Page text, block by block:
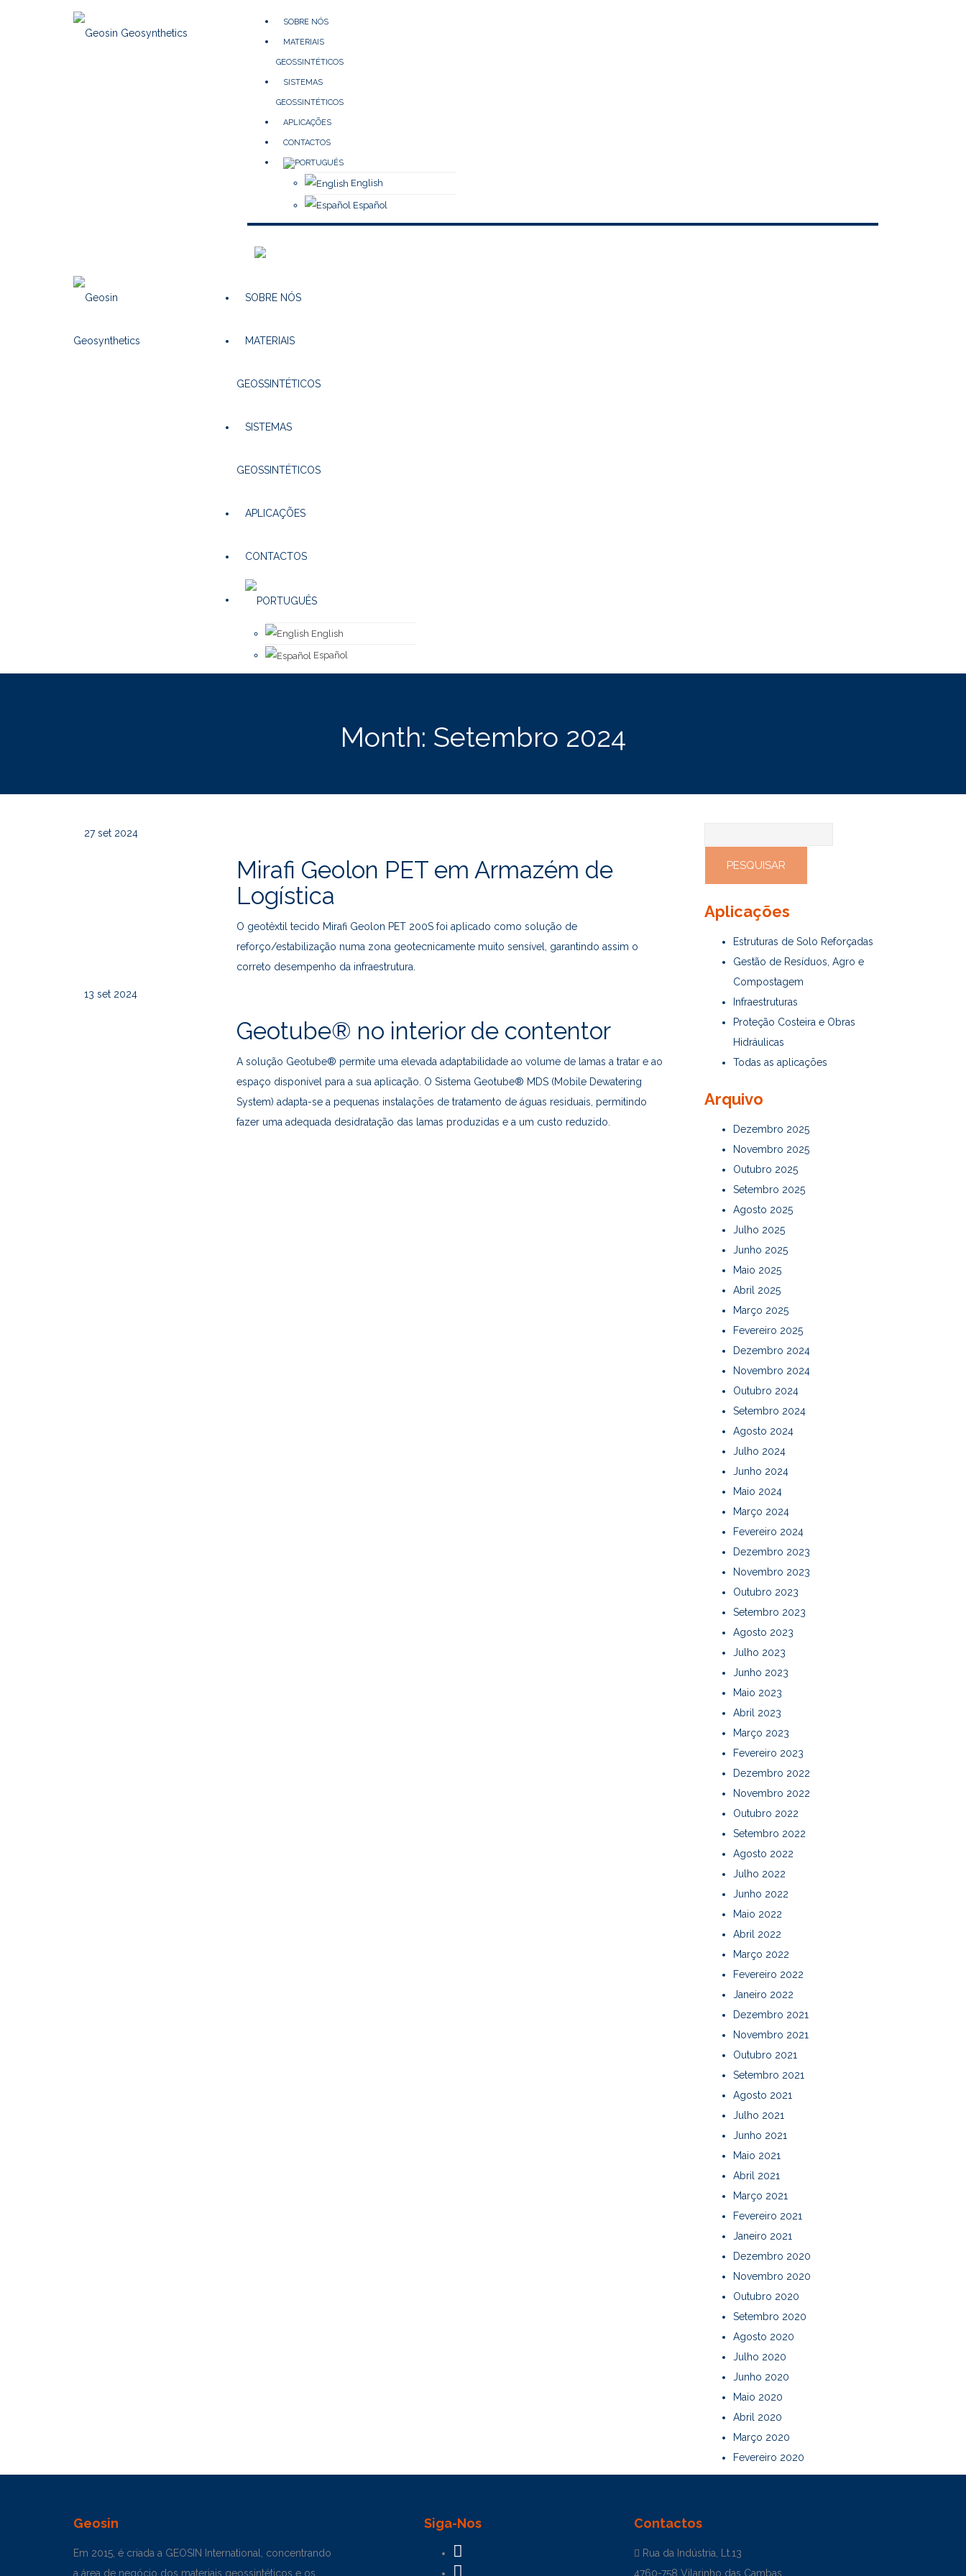
SOBRE NÓS
MATERIAIS
GEOSSINTÉTICOS
SISTEMAS
GEOSSINTÉTICOS
APLICAÇÕES
CONTACTOS
English
Español
SOBRE NÓS
MATERIAIS
GEOSSINTÉTICOS
SISTEMAS
GEOSSINTÉTICOS
APLICAÇÕES
CONTACTOS
English
Español
Month: Setembro 2024
27 set 2024
Mirafi Geolon PET em Armazém de
Logística
O geotêxtil tecido Mirafi Geolon PET 200S foi aplicado como solução de
reforço/estabilização numa zona geotecnicamente muito sensível, garantindo assim o
correto desempenho da infraestrutura.
13 set 2024
Geotube® no interior de contentor
A solução Geotube® permite uma elevada adaptabilidade ao volume de lamas a tratar e ao
espaço disponível para a sua aplicação. O Sistema Geotube® MDS (Mobile Dewatering
System) adapta-se a pequenas instalações de tratamento de águas residuais, permitindo
fazer uma adequada desidratação das lamas produzidas e a um custo reduzido.
Aplicações
Estruturas de Solo Reforçadas
Gestão de Resíduos, Agro e
Compostagem
Infraestruturas
Proteção Costeira e Obras
Hidráulicas
Todas as aplicações
Arquivo
Dezembro 2025
Novembro 2025
Outubro 2025
Setembro 2025
Agosto 2025
Julho 2025
Junho 2025
Maio 2025
Abril 2025
Março 2025
Fevereiro 2025
Dezembro 2024
Novembro 2024
Outubro 2024
Setembro 2024
Agosto 2024
Julho 2024
Junho 2024
Maio 2024
Março 2024
Fevereiro 2024
Dezembro 2023
Novembro 2023
Outubro 2023
Setembro 2023
Agosto 2023
Julho 2023
Junho 2023
Maio 2023
Abril 2023
Março 2023
Fevereiro 2023
Dezembro 2022
Novembro 2022
Outubro 2022
Setembro 2022
Agosto 2022
Julho 2022
Junho 2022
Maio 2022
Abril 2022
Março 2022
Fevereiro 2022
Janeiro 2022
Dezembro 2021
Novembro 2021
Outubro 2021
Setembro 2021
Agosto 2021
Julho 2021
Junho 2021
Maio 2021
Abril 2021
Março 2021
Fevereiro 2021
Janeiro 2021
Dezembro 2020
Novembro 2020
Outubro 2020
Setembro 2020
Agosto 2020
Julho 2020
Junho 2020
Maio 2020
Abril 2020
Março 2020
Fevereiro 2020
Geosin
Em 2015, é criada a GEOSIN International, concentrando
a área de negócio dos materiais geossintéticos e os
Siga-Nos Contactos
Rua da Indústria, Lt.13
4760-758 Vilarinho das Cambas